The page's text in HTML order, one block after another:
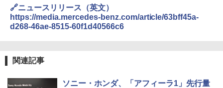
🔗ニュースリリース（英文）
https://media.mercedes-benz.com/article/63bff45a-
d268-46ae-8515-60f1d40566c6
関連記事
ソニー・ホンダ、「アフィーラ1」先行量